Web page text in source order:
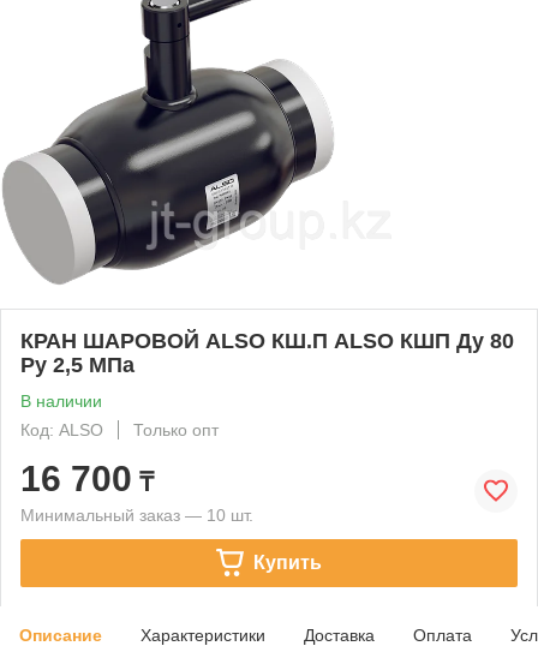
КРАН ШАРОВОЙ ALSO КШ.П ALSO КШП Ду 80
Ру 2,5 МПа
В наличии
Код: ALSO
Только опт
16 700 ₸
Минимальный заказ — 10 шт.
Купить
Описание Характеристики Доставка Оплата